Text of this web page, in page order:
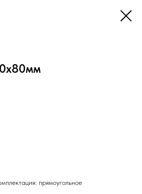
прямоугольное